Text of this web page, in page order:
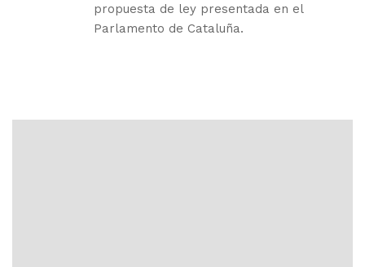
propuesta de ley presentada en el
Parlamento de Cataluña.